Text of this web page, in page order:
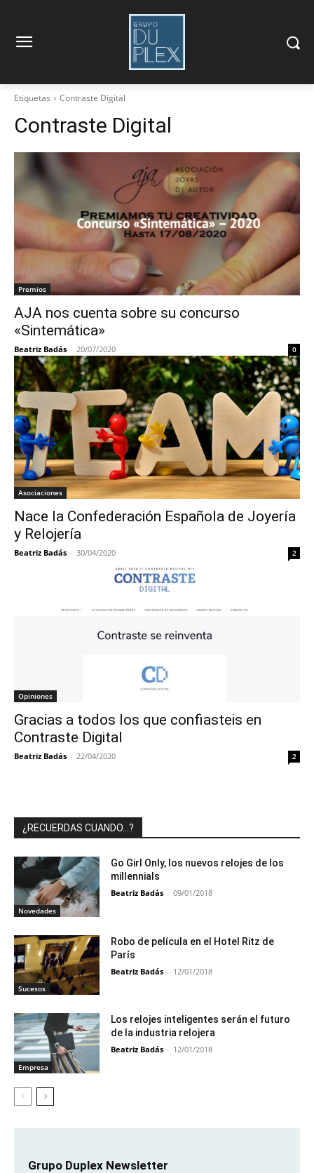
Etiquetas Contraste Digital
Contraste Digital
Premios
AJA nos cuenta sobre su concurso
«Sintemática»
Beatriz Badás - 20/07/2020 0
Asociaciones
Nace la Confederación Española de Joyería
y Relojería
Beatriz Badás - 30/04/2020 2
Opiniones
Gracias a todos los que confiasteis en
Contraste Digital
Beatriz Badás - 22/04/2020 2
¿RECUERDAS CUANDO…?
Novedades
Go Girl Only, los nuevos relojes de los
millennials
Beatriz Badás - 09/01/2018
Sucesos
Robo de película en el Hotel Ritz de
París
Beatriz Badás - 12/01/2018
Empresa
Los relojes inteligentes serán el futuro
de la industria relojera
Beatriz Badás - 12/01/2018
Grupo Duplex Newsletter